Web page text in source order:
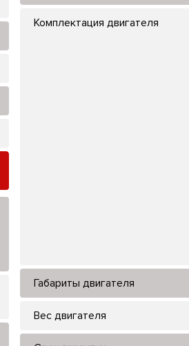
Комплектация двигателя
Габариты двигателя
Вес двигателя